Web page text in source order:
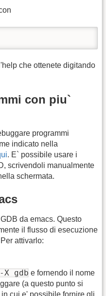
che ottenete digitando
con piu`
programmi
indicato nella
. E` possibile usare i
scrivendoli manualmente
schermata.
da emacs. Questo
il flusso di esecuzione
attivarlo:
X gdb e fornendo il nome
(a questo punto si